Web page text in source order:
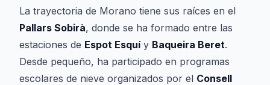
La trayectoria de Morano tiene sus raíces en el
Pallars Sobirà, donde se ha formado entre las
estaciones de Espot Esquíy Baqueira Beret.
Desde pequeño, ha participado en programas
escolares de nieve organizados por el Consell